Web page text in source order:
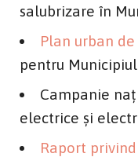
salubrizare în
Plan urban
pentru Municipiul
Campanie
electrice şi
Raport